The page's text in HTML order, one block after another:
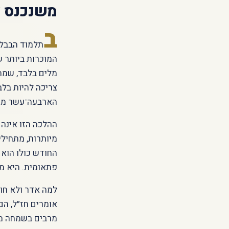
בתלמוד
המוכרות
מלים בלבד,
צריכה להיות
הארבעה־עשר
ההלכה הזו
מיותרות,
החודש כולו
פתאומית. היא
למה אדר ולא
אומרים חז״ל,
מרבים בשמחה